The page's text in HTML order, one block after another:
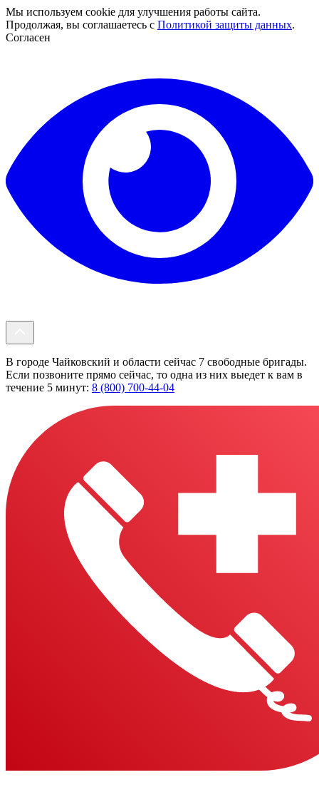
Мы используем cookie для улучшения работы сайта.
Продолжая, вы соглашаетесь с Политикой защиты данных.
Согласен
В городе Чайковский и области сейчас 7 свободные бригады.
Если позвоните прямо сейчас, то одна из них выедет к вам в
течение 5 минут: 8 (800) 700-44-04